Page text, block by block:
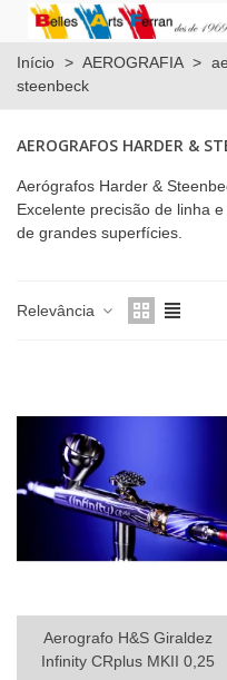
Início > AEROGRAFIA >
steenbeck
AEROGRAFOS HARDER &
Aerógrafos Harder &
Excelente precisão de linha
de grandes superfícies.
Relevância
Aerografo H&S Giraldez
Infinity CRplus MKII 0,25